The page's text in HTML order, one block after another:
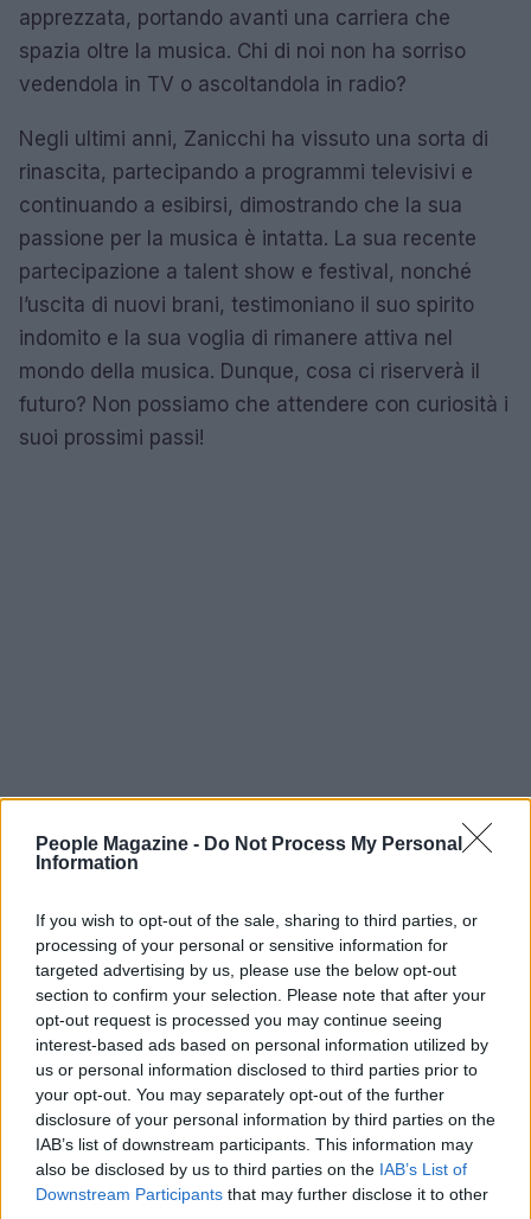
People Magazine - Do Not Process My Personal
Information
If you wish to opt-out of the sale, sharing to third parties, or
processing of your personal or sensitive information for
targeted advertising by us, please use the below opt-out
section to confirm your selection. Please note that after your
opt-out request is processed you may continue seeing
interest-based ads based on personal information utilized by
us or personal information disclosed to third parties prior to
your opt-out. You may separately opt-out of the further
disclosure of your personal information by third parties on the
IAB’s list of downstream participants. This information may
also be disclosed by us to third parties on the IAB’s List of
Downstream Participants that may further disclose it to other
apprezzata, portando avanti una carriera che
spazia oltre la musica. Chi di noi non ha sorriso
vedendola in TV o ascoltandola in radio?
Negli ultimi anni, Zanicchi ha vissuto una sorta di
rinascita, partecipando a programmi televisivi e
continuando a esibirsi, dimostrando che la sua
passione per la musica è intatta. La sua recente
partecipazione a talent show e festival, nonché
l’uscita di nuovi brani, testimoniano il suo spirito
indomito e la sua voglia di rimanere attiva nel
mondo della musica. Dunque, cosa ci riserverà il
futuro? Non possiamo che attendere con curiosità i
suoi prossimi passi!
AUTORE
AiAdhubMedia